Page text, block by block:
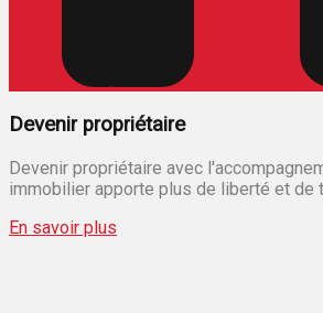
Devenir propriétaire
Devenir propriétaire avec
immobilier apporte plus de liberté et de
En savoir plus